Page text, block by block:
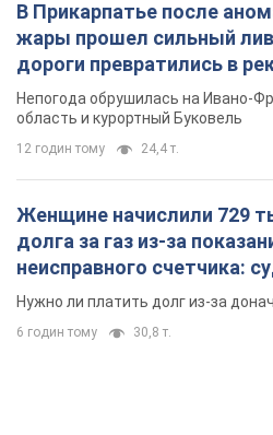
6 годин тому